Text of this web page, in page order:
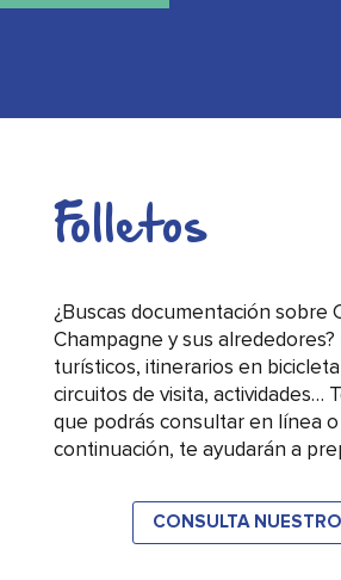
Folletos
¿Buscas documentación sobre
Champagne y sus
turísticos, itinerarios en
circuitos de visita, actividades…
que podrás consultar en línea o
continuación, te ayudarán a
CONSULTA